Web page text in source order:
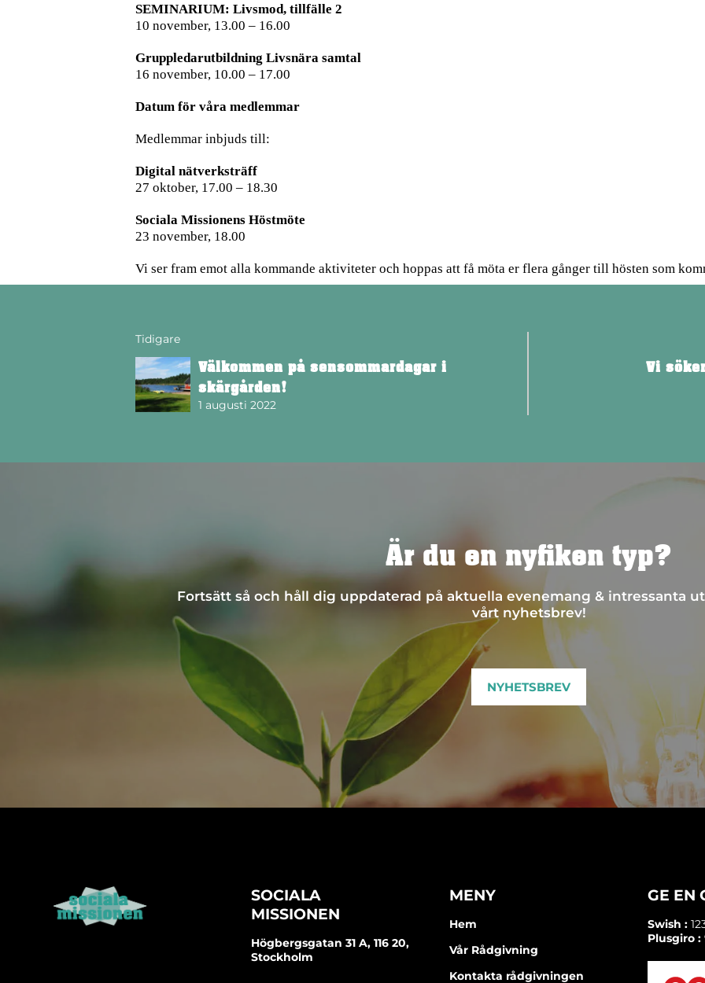
SEMINARIUM: Livsmod, tillfälle 2
10 november, 13.00 – 16.00
Gruppledarutbildning Livsnära samtal
16 november, 10.00 – 17.00
Datum för våra medlemmar
Medlemmar inbjuds till:
Digital nätverksträff
27 oktober, 17.00 – 18.30
Sociala Missionens Höstmöte
23 november, 18.00
Vi ser fram emot alla kommande aktiviteter och hoppas att få möta er flera gånger till hösten som
Tidigare
Välkommen på sensommardagar i
skärgården!
1 augusti 2022
Vi
Är du en nyfiken typ?
Fortsätt så och håll dig uppdaterad på aktuella evenemang & intressanta
vårt nyhetsbrev!
NYHETSBREV
SOCIALA
MISSIONEN
Högbergsgatan 31 A, 116 20,
Stockholm
MENY
Hem
Vår Rådgivning
Kontakta rådgivningen
GE EN
Swish :
Plusgiro :